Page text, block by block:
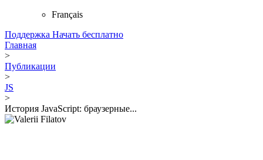
Français
Поддержка Начать бесплатно
Главная
>
Публикации
>
JS
>
История JavaScript: браузерные...